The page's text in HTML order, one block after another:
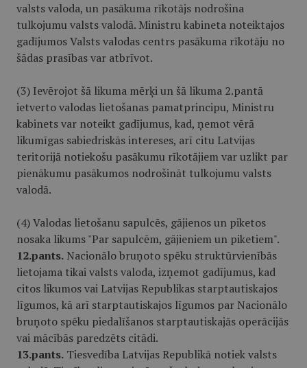
valsts valoda, un pasākuma rīkotājs nodrošina
tulkojumu valsts valodā. Ministru kabineta noteiktajos
gadījumos Valsts valodas centrs pasākuma rīkotāju no
šādas prasības var atbrīvot.
(3) Ievērojot šā likuma mērķi un šā likuma 2.pantā
ietverto valodas lietošanas pamatprincipu, Ministru
kabinets var noteikt gadījumus, kad, ņemot vērā
likumīgas sabiedriskās intereses, arī citu Latvijas
teritorijā notiekošu pasākumu rīkotājiem var uzlikt par
pienākumu pasākumos nodrošināt tulkojumu valsts
valodā.
(4) Valodas lietošanu sapulcēs, gājienos un piketos
nosaka likums "Par sapulcēm, gājieniem un piketiem".
12.pants. Nacionālo bruņoto spēku struktūrvienībās
lietojama tikai valsts valoda, izņemot gadījumus, kad
citos likumos vai Latvijas Republikas starptautiskajos
līgumos, kā arī starptautiskajos līgumos par Nacionālo
bruņoto spēku piedalīšanos starptautiskajās operācijās
vai mācībās paredzēts citādi.
13.pants. Tiesvedība Latvijas Republikā notiek valsts